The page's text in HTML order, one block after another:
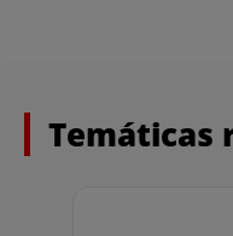
Temáticas